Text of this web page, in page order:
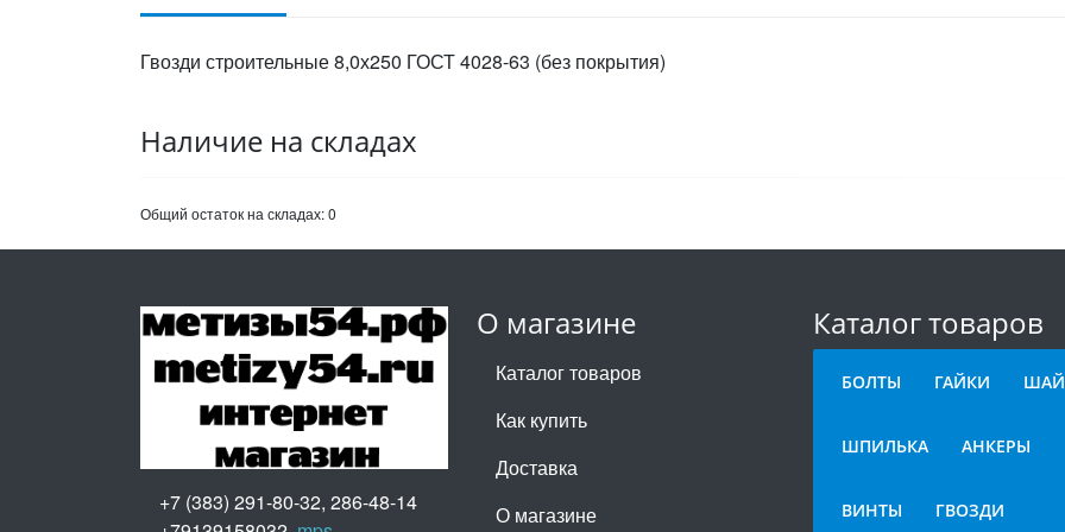
Гвозди строительные 8,0х250 ГОСТ 4028-63 (без покрытия)
Наличие на складах
Общий остаток на складах:0
О магазине
Каталог товаров
Как купить
Доставка
О магазине
Каталог товаров
БОЛТЫ ГАЙКИ
ШПИЛЬКА АНКЕРЫ
ВИНТЫ ГВОЗДИ
+7 (383) 291-80-32, 286-48-14